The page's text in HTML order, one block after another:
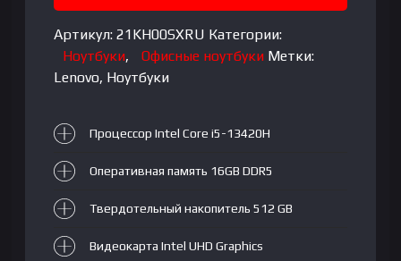
13420H|
DDR5
16GB|
SSD
WUXGA
IPS|
Integrated
Intel
UHD
Graphics|
Артикул:21KH00SXRU Категории:
Ноутбуки, Офисные ноутбуки Метки:
Lenovo, Ноутбуки
Процессор Intel Core i5-13420H
Оперативная память 16GB DDR5
Твердотельный накопитель 512 GB
Видеокарта Intel UHD Graphics